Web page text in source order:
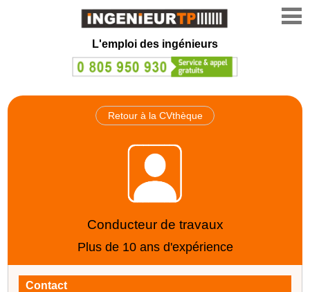
L'emploi des ingénieurs
Retour à la CVthèque
Conducteur de travaux
Plus de 10 ans d'expérience
Contact